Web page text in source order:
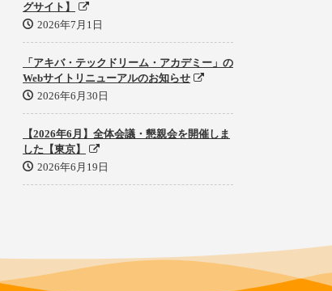
グサイト】
2026年7月1日
「アキバ・テックドリーム・アカデミー」の
Webサイトリニューアルのお知らせ
2026年6月30日
【2026年6月】全体会議・懇親会を開催しま
した【東京】
2026年6月19日